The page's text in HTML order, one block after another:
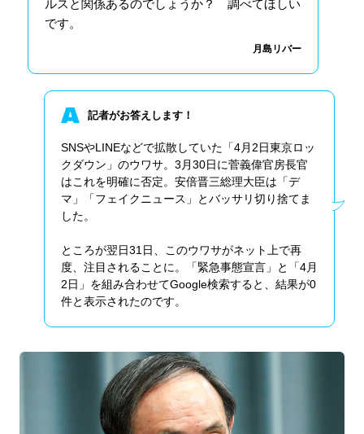
ルスと関係あるのでしょうか？ 調べてほしい
です。
月島リバー
記者がお答えします！
SNSやLINEなどで拡散していた「4月2日東京ロッ
クダウン」のウワサ。3月30日に菅義偉官房長官
はこれを明確に否定。安倍晋三総理大臣は「デ
マ」「フェイクニュース」とバッサリ切り捨てま
した。
ところが翌日31日、このウワサがネット上で再
度、注目されることに。「緊急事態宣言」と「4月
2日」を組み合わせてGoogle検索すると、結果が0
件と表示されたのです。